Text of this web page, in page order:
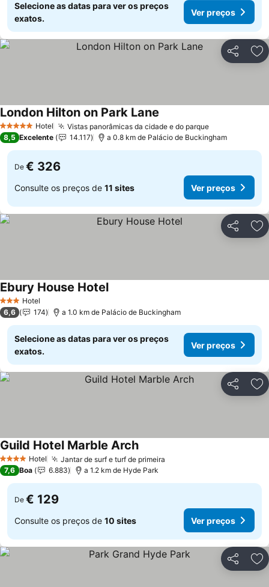
Selecione as datas para ver os preços
exatos.
Ver preços
Partilhar
5 Estrelas Hotel Vistas panorâmicas da cidade e do parque
London Hilton on Park Lane
8,5 Excelente 14.117 a 0.8 km de Palácio de Buckingham
De € 326
Consulte os preços de 11 sites Ver preços
Partilhar
3 EstrelasHotel
Ebury House Hotel
6,6 174 a 1.0 km de Palácio de Buckingham
Selecione as datas para ver os preços
exatos.
Ver preços
Partilhar
4 EstrelasHotel Jantar de surf e turf de primeira
Guild Hotel Marble Arch
7,6 Boa 6.883 a 1.2 km de Hyde Park
De € 129
Consulte os preços de 10 sites Ver preços
Partilhar